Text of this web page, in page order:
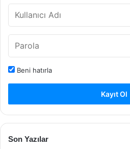
Beni hatırla
Kayıt Ol
Son Yazılar